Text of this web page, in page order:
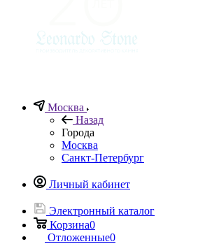
Москва
Назад
Города
Москва
Санкт-Петербург
Личный кабинет
Электронный каталог
Корзина0
Отложенные0